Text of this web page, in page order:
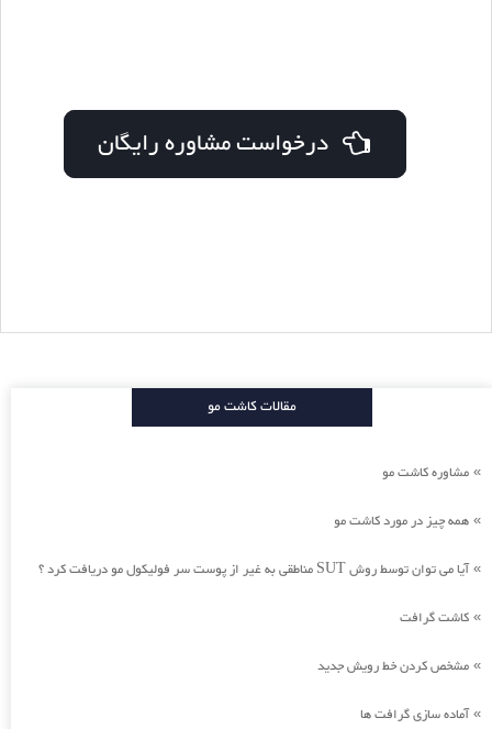
درخواست مشاوره رایگان
مقالات کاشت مو
» مشاوره کاشت مو
» همه چیز در مورد کاشت مو
»آیا می توان توسط روش SUT مناطقی به غیر از پوست سر فولیکول مو دریافت کرد ؟
» کاشت گرافت
» مشخص کردن خط رویش جدید
»آماده سازی گرافت ها